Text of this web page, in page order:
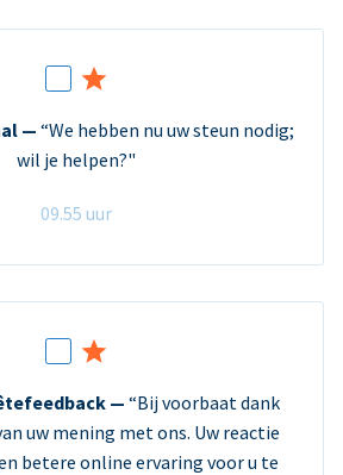
—“We hebben nu uw steun nodig;
wil je helpen?"
09.55 uur
— “Bij voorbaat dank
uw mening met ons. Uw reactie
betere online ervaring voor u te